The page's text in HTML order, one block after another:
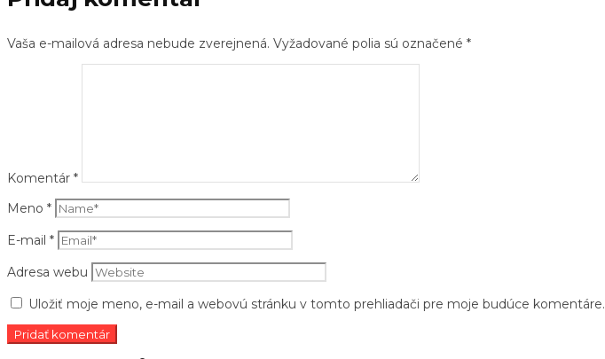
Vaša e-mailová adresa nebude zverejnená. Vyžadované polia sú označené *
Komentár *
Meno *
E-mail *
Adresa webu
Uložiť moje meno, e-mail a webovú stránku v tomto prehliadači pre moje budúce komentáre.